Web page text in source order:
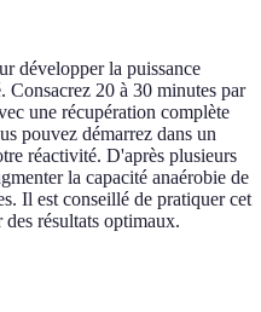
développer la puissance
20 à 30 minutes par
une récupération complète
pouvez démarrez dans un
réactivité. D'après plusieurs
la capacité anaérobie de
Il est conseillé de pratiquer cet
résultats optimaux.